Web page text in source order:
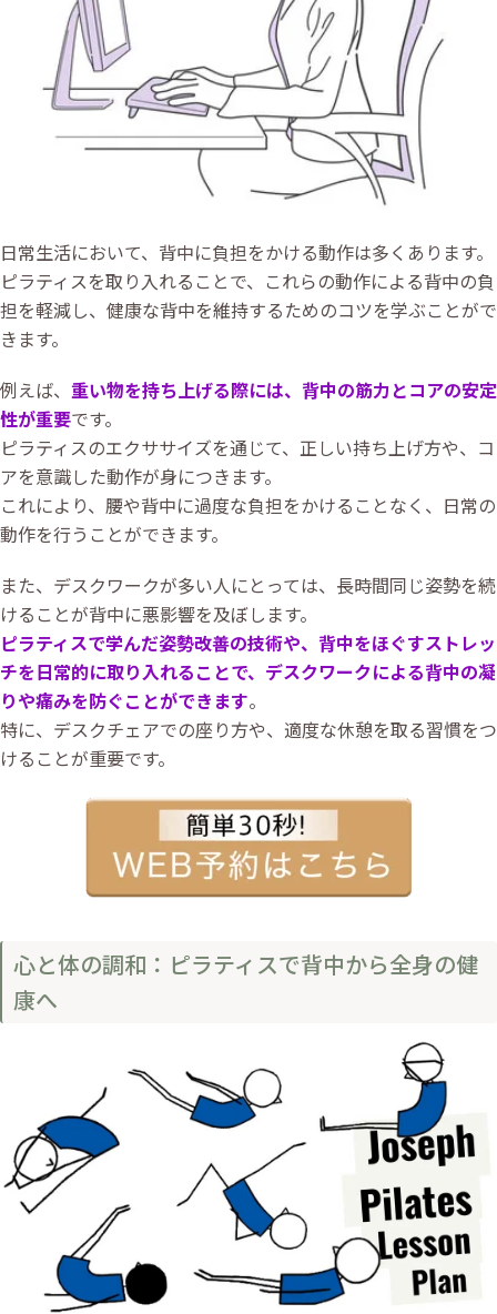
日常生活において、背中に負担をかける動作は多くあります。
ピラティスを取り入れることで、これらの動作による背中の負
担を軽減し、健康な背中を維持するためのコツを学ぶことがで
きます。
例えば、 重い物を持ち上げる際には、背中の筋力とコアの安定
性が重要です。
ピラティスのエクササイズを通じて、正しい持ち上げ方や、コ
アを意識した動作が身につきます。
これにより、腰や背中に過度な負担をかけることなく、日常の
動作を行うことができます。
また、デスクワークが多い人にとっては、長時間同じ姿勢を続
けることが背中に悪影響を及ぼします。
ピラティスで学んだ姿勢改善の技術や、背中をほぐすストレッ
チを日常的に取り入れることで、デスクワークによる背中の凝
りや痛みを防ぐことができます。
特に、デスクチェアでの座り方や、適度な休憩を取る習慣をつ
けることが重要です。
心と体の調和：ピラティスで背中から全身の健
康へ